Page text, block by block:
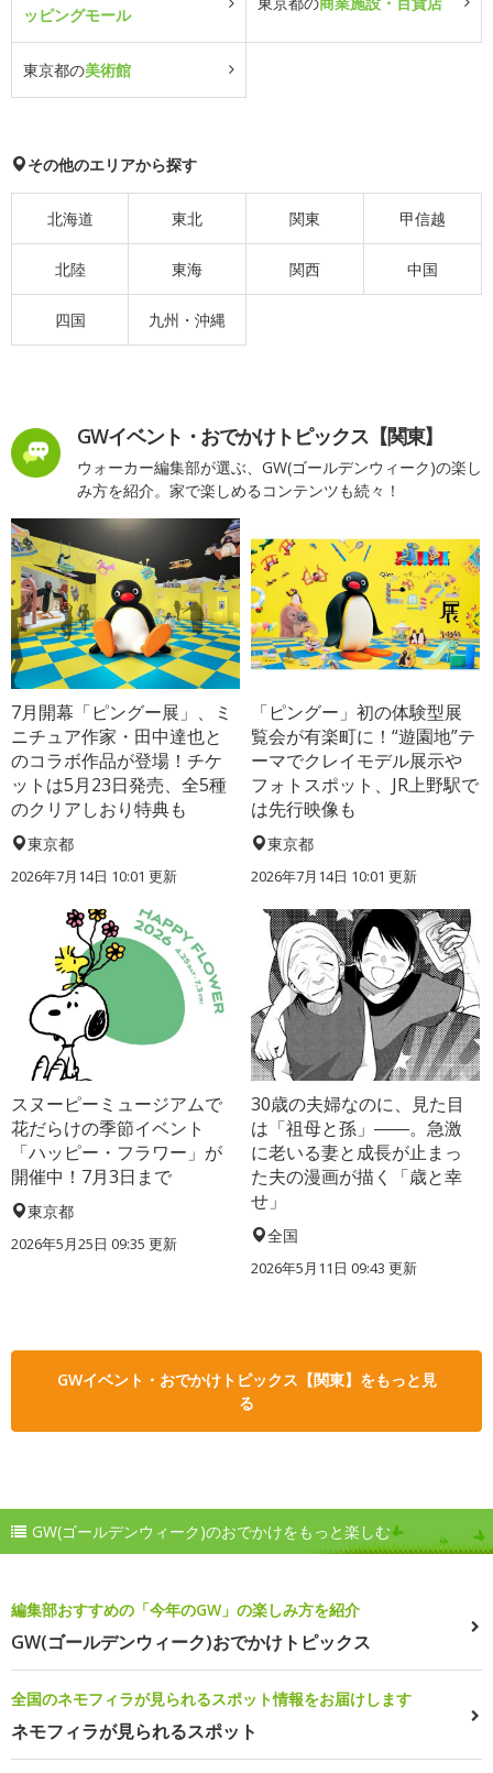
ッピングモール
東京都の美術館
その他のエリアから探す
北海道 東北 関東 甲信越
北陸 東海 関西 中国
四国 九州・沖縄
GWイベント・おでかけトピックス【関東】
ウォーカー編集部が選ぶ、GW(ゴールデンウィーク)の楽し
み方を紹介。家で楽しめるコンテンツも続々！
7月開幕「ピングー展」、ミ
ニチュア作家・田中達也と
のコラボ作品が登場！チケ
ットは5月23日発売、全5種
のクリアしおり特典も
東京都
2026年7月14日 10:01 更新
「ピングー」初の体験型展
覧会が有楽町に！“遊園地”テ
ーマでクレイモデル展示や
フォトスポット、JR上野駅で
は先行映像も
東京都
2026年7月14日 10:01 更新
スヌーピーミュージアムで
花だらけの季節イベント
「ハッピー・フラワー」が
開催中！7月3日まで
東京都
2026年5月25日 09:35 更新
30歳の夫婦なのに、見た目
は「祖母と孫」――。急激
に老いる妻と成長が止まっ
た夫の漫画が描く「歳と幸
せ」
全国
2026年5月11日 09:43 更新
GWイベント・おでかけトピックス【関東】をもっと見
る
GW(ゴールデンウィーク)のおでかけをもっと楽しむ
編集部おすすめの「今年のGW」の楽しみ方を紹介
GW(ゴールデンウィーク)おでかけトピックス
全国のネモフィラが見られるスポット情報をお届けします
ネモフィラが見られるスポット